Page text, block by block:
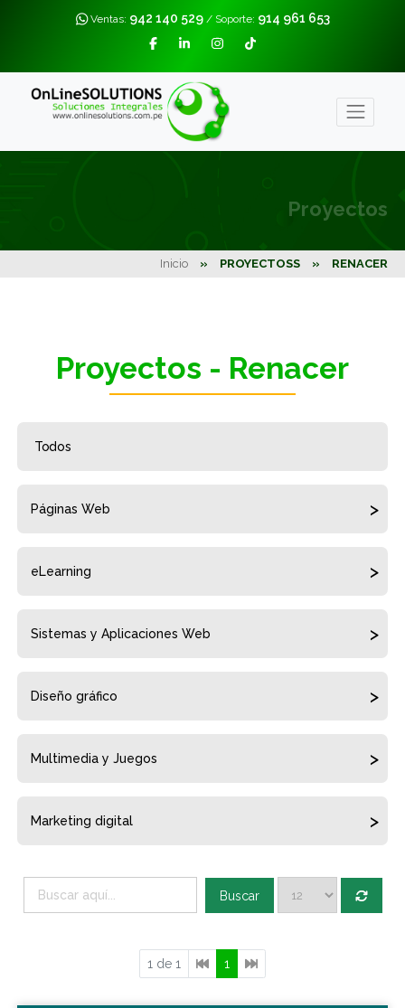
Ventas: 942 140 529/ Soporte: 914 961 653
Proyectos
Inicio » PROYECTOSS » RENACER
Proyectos - Renacer
Todos
Páginas Web
eLearning
Sistemas y Aplicaciones Web
Diseño gráfico
Multimedia y Juegos
Marketing digital
Buscar
1 de 1 1